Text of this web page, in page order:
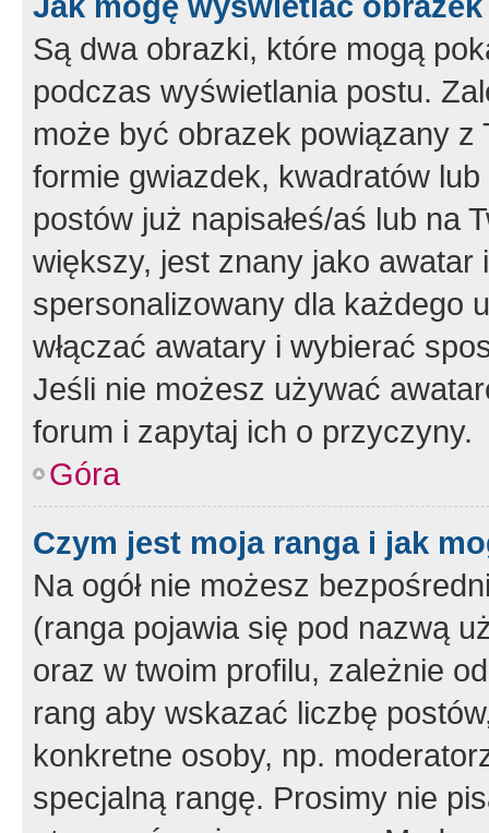
Są dwa obrazki, które mogą
podczas wyświetlania postu.
może być obrazek powiązany z
formie gwiazdek, kwadratów
postów już napisałeś/aś lub na
większy, jest znany jako
spersonalizowany dla każdego
włączać awatary i wybierać
Jeśli nie możesz używać
forum i zapytaj ich o przyczyny.
Góra
Czym jest moja ranga i jak
Na ogół nie możesz
(ranga pojawia się pod nazwą
oraz w twoim profilu, zależnie
rang aby wskazać liczbę
konkretne osoby, np.
specjalną rangę. Prosimy nie